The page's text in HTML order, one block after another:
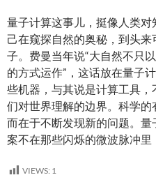
量子计算这事儿，挺像人类
己在窥探自然的奥秘，到头
子。费曼当年说“大自然不只
的方式运作”，这话放在量子
些机器，与其说是计算工具
们对世界理解的边界。科学的
而在于不断发现新的问题。
案不在那些闪烁的微波脉冲里
VIEWS: 1